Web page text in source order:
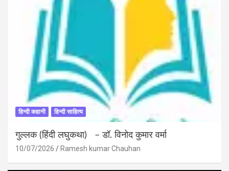
हिन्दी कहानी हिन्दी साहित्य
गुल्लक (हिंदी लघुकथा) – डॉ. विनोद कुमार वर्मा
10/07/2026 Ramesh kumar Chauhan